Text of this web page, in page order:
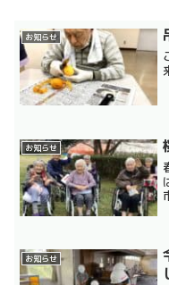
お知らせ
お知らせ
お知らせ